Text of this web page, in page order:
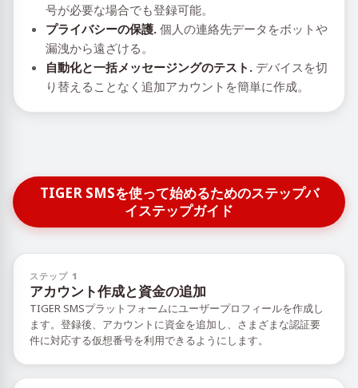
号が必要な場合でも登録可能。
プライバシーの保護. 個人の連絡先データをボットや
漏洩から遠ざける。
自動化と一括メッセージングのテスト. デバイスを切
り替えることなく追加アカウントを簡単に作成。
TIGER SMSを使って始めるためのステップバ
イステップガイド
ステップ 1
アカウント作成と資金の追加
TIGER SMSプラットフォームにユーザープロフィールを作成し
ます。登録後、アカウントに資金を追加し、さまざまな認証要
件に対応する仮想番号を利用できるようにします。